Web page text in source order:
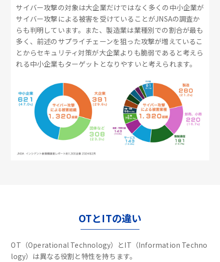
サイバー攻撃の対象は大企業だけではなく多くの中小企業が
サイバー攻撃による被害を受けていることがJNSAの調査か
らも判明しています。また、製造業は業種別での割合が最も
多く、前述のサプライチェーンを狙った攻撃が増えているこ
とからセキュリティ対策が大企業よりも脆弱であると考えら
れる中小企業もターゲットとなりやすいと考えられます。
OTとITの違い
OT（Operational Technology）とIT（Information Techno
logy）は異なる役割と特性を持ちます。